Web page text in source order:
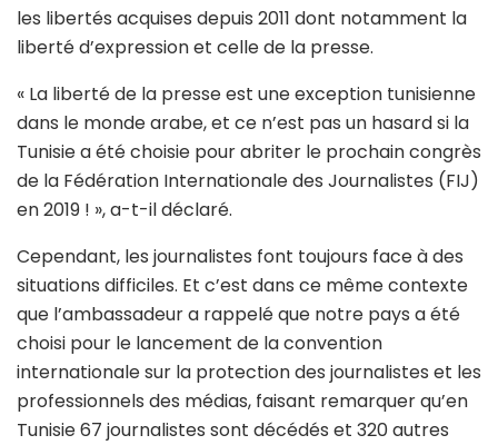
les libertés acquises depuis 2011 dont notamment la
liberté d’expression et celle de la presse.
« La liberté de la presse est une exception tunisienne
dans le monde arabe, et ce n’est pas un hasard si la
Tunisie a été choisie pour abriter le prochain congrès
de la Fédération Internationale des Journalistes (FIJ)
en 2019 ! », a-t-il déclaré.
Cependant, les journalistes font toujours face à des
situations difficiles. Et c’est dans ce même contexte
que l’ambassadeur a rappelé que notre pays a été
choisi pour le lancement de la convention
internationale sur la protection des journalistes et les
professionnels des médias, faisant remarquer qu’en
Tunisie 67 journalistes sont décédés et 320 autres